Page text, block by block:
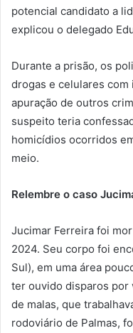
potencial candidato a
explicou o delegado
Durante a prisão, os
drogas e celulares
apuração de outros
suspeito teria
homicídios ocorridos
meio.
Relembre o caso
Jucimar Ferreira foi
2024. Seu corpo foi
Sul), em uma área
ter ouvido disparos por
de malas, que
rodoviário de Palmas,